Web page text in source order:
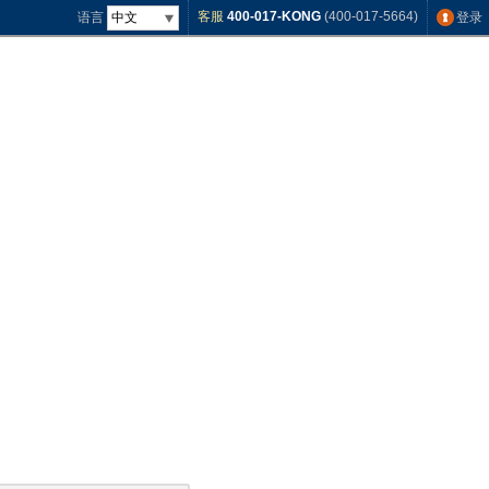
语言 中文 客服 400-017-KONG (400-017-5664) 登录